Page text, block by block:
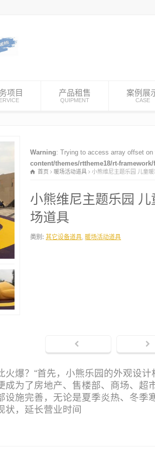
项目 产品租售
QUIPMENT
案例展
CASE
Warning: Trying to access array offset
content/themes/rttheme18/rt-
首页 暖场活动道具 小熊维尼主题乐园 儿童
小熊维尼主题乐园
场道具
类别: 其它设备道具, 暖场活动道具
爆？“首先，小熊乐园的外观设
成为了房地产、售楼部、商场、
设施完善，无论是夏季炎热、冬
状，延长营业时间